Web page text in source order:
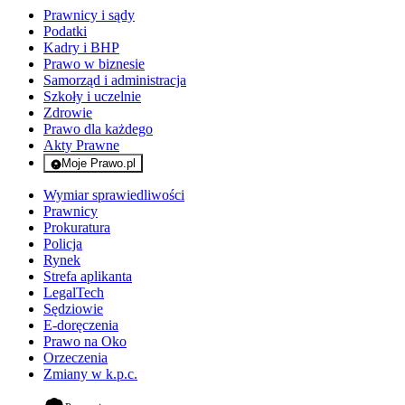
Prawnicy i sądy
Podatki
Kadry i BHP
Prawo w biznesie
Samorząd i administracja
Szkoły i uczelnie
Zdrowie
Prawo dla każdego
Akty Prawne
Moje Prawo.pl
- rejestracja i logowanie do serwisu
Wymiar sprawiedliwości
Prawnicy
Prokuratura
Policja
Rynek
Strefa aplikanta
LegalTech
Sędziowie
E-doręczenia
Prawo na Oko
Orzeczenia
Zmiany w k.p.c.